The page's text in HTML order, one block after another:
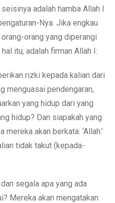
adalah hamba Allah I
Nya. Jika engkau
orang yang diperangi
itu, adalah firman Allah I:
rizki kepada kalian dari
menguasai pendengaran,
yang hidup dari yang
hidup? Dan siapakah yang
akan berkata: ‘Allah.’
tidak takut (kepada-
segala apa yang ada
Mereka akan mengatakan